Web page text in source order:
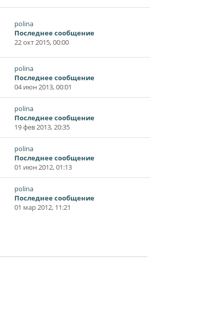
polina
Последнее сообщение
22 окт 2015, 00:00
polina
Последнее сообщение
04 июн 2013, 00:01
polina
Последнее сообщение
19 фев 2013, 20:35
polina
Последнее сообщение
01 июн 2012, 01:13
polina
Последнее сообщение
01 мар 2012, 11:21